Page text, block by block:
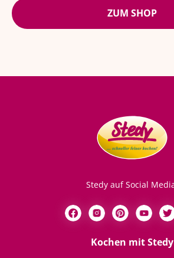
ZUM SHOP
Stedy auf Social
Kochen mit Stedy